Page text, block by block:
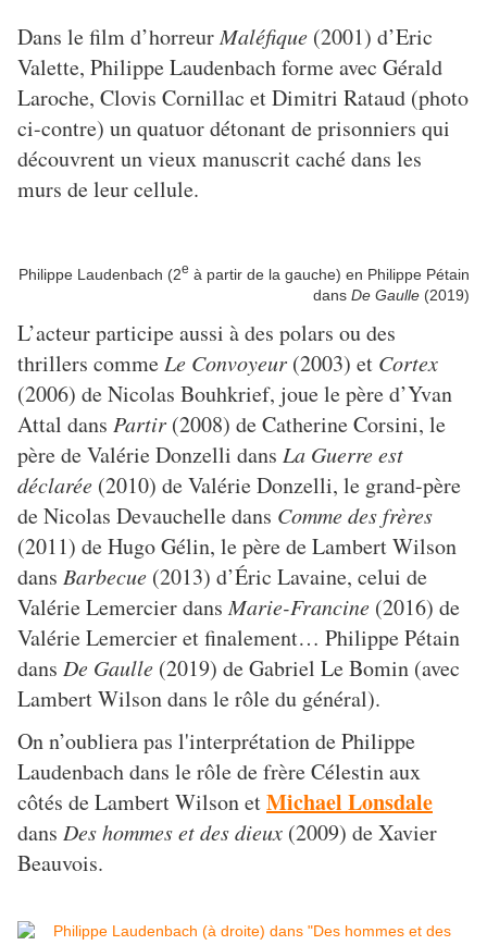
Dans le film d’horreurMaléfique (2001) d’Eric
Valette, Philippe Laudenbach forme avec Gérald
Laroche, Clovis Cornillac et Dimitri Rataud (photo
ci-contre) un quatuor détonant de prisonniers qui
découvrent un vieux manuscrit caché dans les
murs de leur cellule.
Philippe Laudenbach (2e à partir de la gauche) en Philippe Pétain
dans De Gaulle (2019)
L’acteur participe aussi à des polars ou des
thrillers comme Le Convoyeur (2003) et Cortex
(2006) de Nicolas Bouhkrief, joue le père d’Yvan
Attal dans Partir (2008) de Catherine Corsini, le
père de Valérie Donzelli dans La Guerre est
déclarée (2010) de Valérie Donzelli, le grand-père
de Nicolas Devauchelle dans Comme des frères
(2011) de Hugo Gélin, le père de Lambert Wilson
dans Barbecue (2013) d’Éric Lavaine, celui de
Valérie Lemercier dansMarie-Francine (2016) de
Valérie Lemercier et finalement… Philippe Pétain
dans De Gaulle (2019) de Gabriel Le Bomin (avec
Lambert Wilson dans le rôle du général).
On n’oubliera pas l'interprétation de Philippe
Laudenbach dans le rôle de frère Célestin aux
côtés de Lambert Wilson etMichael Lonsdale
dans Des hommes et des dieux (2009) de Xavier
Beauvois.